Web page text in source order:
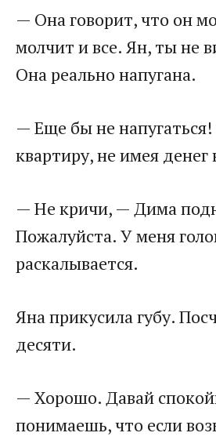
— Она говорит, что он
молчит и все. Ян, ты не
Она реально напугана.
— Еще бы не
квартиру, не имея
— Не кричи, — Дима
Пожалуйста. У меня
раскалывается.
Яна прикусила губу.
десяти.
— Хорошо. Давай
понимаешь, что если